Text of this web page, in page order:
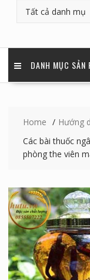
DANH MỤC SẢN
Home
Hướng
Các bài thuốc
phòng the viên